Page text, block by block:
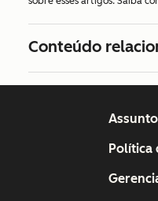
Conteúdo
Política